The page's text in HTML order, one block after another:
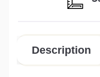
Description